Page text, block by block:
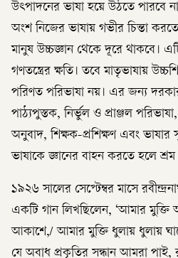
উৎপাদনের ভাষা হয়ে উঠতে পারবে
অংশ নিজের ভাষায় গভীর চিন্তা
মানুষ উচ্চজ্ঞান থেকে দূরে থাকবে।
গণতন্ত্রের ক্ষতি। তবে মাতৃভাষায়
পরিণত পরিভাষা নয়। এর জন্য
পাঠ্যপুস্তক, নির্ভুল ও প্রাঞ্জল
অনুবাদ, শিক্ষক-প্রশিক্ষণ এবং
ভাষাকে জ্ঞানের বাহন করতে হলে
১৯২৬ সালের সেপ্টেম্বর মাসে
একটি গান লিখছিলেন, ‘আমার
আকাশে,/ আমার মুক্তি ধুলায় ধুলায়
যে অবাধ প্রকৃতির সন্ধান আমরা পাই,